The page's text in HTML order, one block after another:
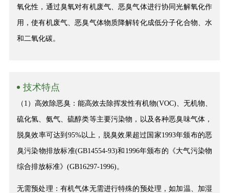
氧化性，通过臭氧对有机废气、恶臭气体进行协同光解氧化作
用，使有机废气、恶臭气体物质降解转化成低分子化合物、水
和二氧化碳。
技术特点
（1）高效除恶臭：能高效去除挥发性有机物(VOC)、无机物、
硫化氢、氨气、硫醇类等主要污染物，以及各种恶臭味气体，
脱臭效率可达到95%以上，脱臭效果超过国家1993年颁布的恶
臭污染物排放标准(GB14554-93)和1996年颁布的《大气污染物
综合排放标准》(GB16297-1996)。
无需预处理：有机气体无需进行特殊的预处理，如加温、加湿